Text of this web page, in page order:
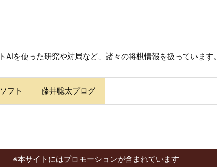
を使った研究や対局など、諸々の将棋情報を扱っています。
フト 藤井聡太ブログ
※本サイトにはプロモーションが含まれています